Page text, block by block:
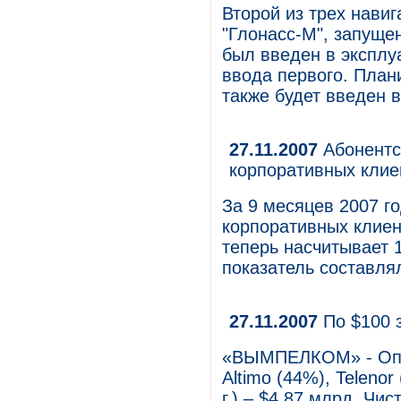
Второй из трех
"Глонасс-М",
был введен в
ввода первого.
также будет введен
27.11.2007
корпоративных
За 9 месяцев 2007
корпоративных
теперь насчитывает
показатель
27.11.2007 По $100
«ВЫМПЕЛКОМ» -
Altimo (44%),